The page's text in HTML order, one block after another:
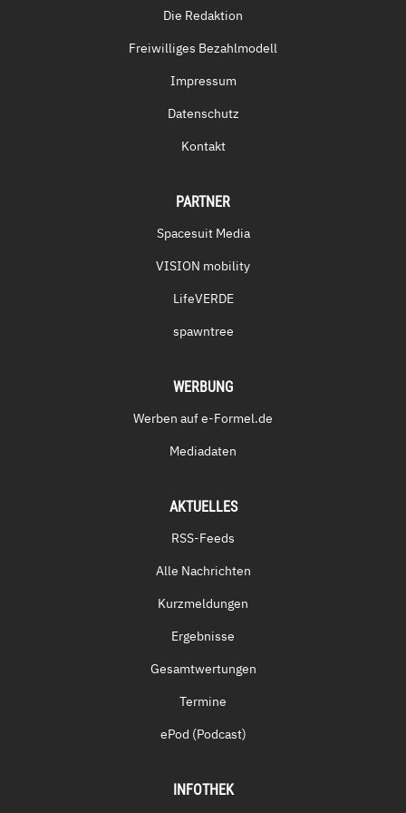
Die Redaktion
Freiwilliges Bezahlmodell
Impressum
Datenschutz
Kontakt
PARTNER
Spacesuit Media
VISION mobility
LifeVERDE
spawntree
WERBUNG
Werben auf e-Formel.de
Mediadaten
AKTUELLES
RSS-Feeds
Alle Nachrichten
Kurzmeldungen
Ergebnisse
Gesamtwertungen
Termine
ePod (Podcast)
INFOTHEK